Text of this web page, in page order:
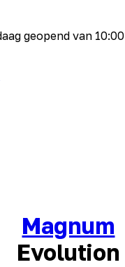
geopend van 10:00
Magnum
Evolution